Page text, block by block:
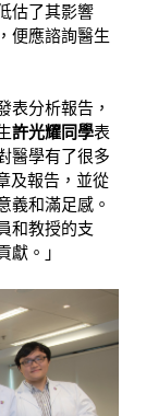
估了其影響
便應諮詢醫生
表分析報告，
許光耀同學表
醫學有了很多
及報告，並從
義和滿足感。
和教授的支
。」